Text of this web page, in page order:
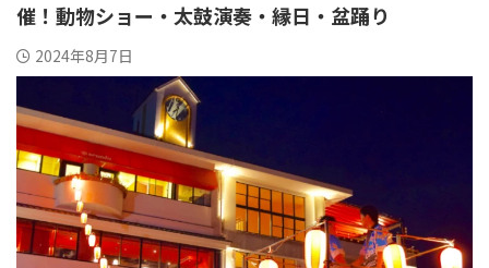
催！動物ショー・太鼓演奏・縁日・盆踊り
2024年8月7日